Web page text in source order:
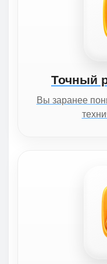
Точный
Вы заранее